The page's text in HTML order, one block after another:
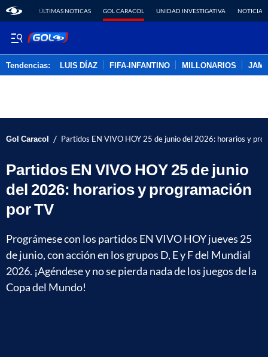
ÚLTIMAS NOTICAS GOL CARACOL UNIDAD INVESTIGATIVA NOTICIAS
Tendencias: LUIS DÍAZ FIFA-INFANTINO MILLONARIOS
Gol Caracol / Partidos EN VIVO HOY 25 de junio del 2026: horarios y
Partidos EN VIVO HOY 25 de junio
del 2026: horarios y programación
por TV
Prográmese con los partidos EN VIVO HOY jueves 25
de junio, con acción en los grupos D, E y F del Mundial
2026. ¡Agéndese y no se pierda nada de los juegos de la
Copa del Mundo!